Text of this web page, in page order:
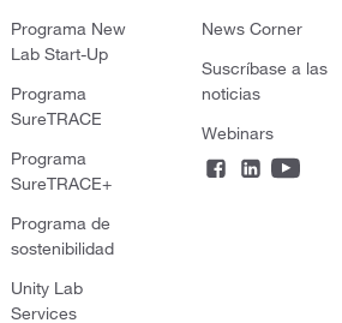
Programa New
Lab Start-Up
Programa
SureTRACE
Programa
SureTRACE+
Programa de
sostenibilidad
Unity Lab
Services
News Corner
Suscríbase a las
noticias
Webinars